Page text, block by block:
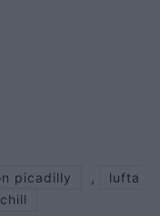
picadilly ,
lufta